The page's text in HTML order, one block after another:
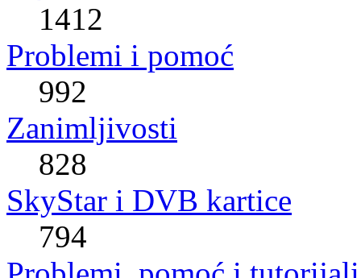
1412
Problemi i pomoć
992
Zanimljivosti
828
SkyStar i DVB kartice
794